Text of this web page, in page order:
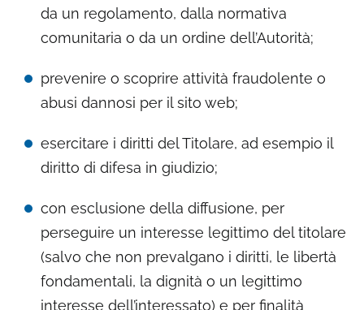
da un regolamento, dalla normativa
comunitaria o da un ordine dell’Autorità;
prevenire o scoprire attività fraudolente o
abusi dannosi per il sito web;
esercitare i diritti del Titolare, ad esempio il
diritto di difesa in giudizio;
con esclusione della diffusione, per
perseguire un interesse legittimo del titolare
(salvo che non prevalgano i diritti, le libertà
fondamentali, la dignità o un legittimo
interesse dell’interessato) e per finalità